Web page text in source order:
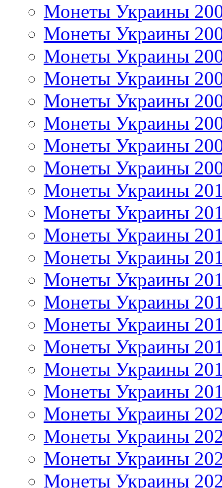
Монеты Украины
Монеты Украины
Монеты Украины
Монеты Украины
Монеты Украины
Монеты Украины
Монеты Украины
Монеты Украины
Монеты Украины
Монеты Украины
Монеты Украины
Монеты Украины
Монеты Украины
Монеты Украины
Монеты Украины
Монеты Украины
Монеты Украины
Монеты Украины
Монеты Украины
Монеты Украины
Монеты Украины
Монеты Украины